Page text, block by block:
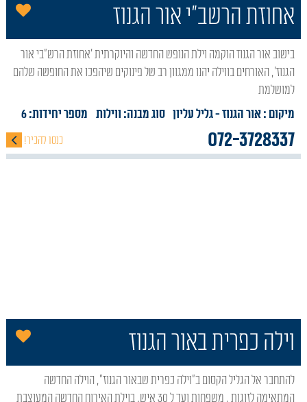
אחוזת הרשב"י אור הגנוז
בישוב אור הגנוז הוקמה וילת הנופש החדשה והיוקרתית 'אחוזת הרש"בי אור
הגנוז', האורחים בווילה יהנו ממגוון רב של פינוקים שיהפכו את החופשה שלהם
למושלמת
מיקום : אור הגנוז- גליל עליון סוג מבנה: ווילות מספר יחידות: 6
072-3728337 כנסו להכיר!
וילה כפרית באור הגנוז
להתחבר אל הגליל הקסום ב"וילה כפרית שבאור הגנוז", הוילה החדשה
המתאימה לזוגות , משפחות ועד ל 30 איש. בוילת האירוח החדשה המעוצבת